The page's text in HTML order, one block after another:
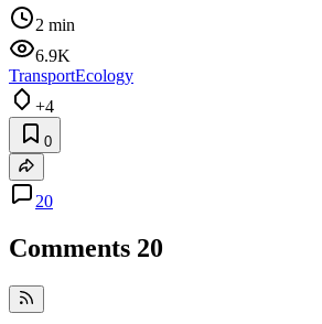
2 min
6.9K
TransportEcology
+4
0
20
Comments 20